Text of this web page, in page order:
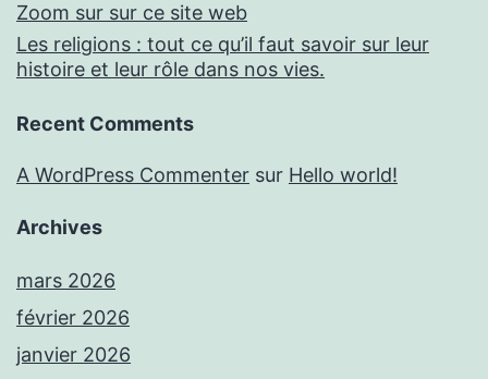
Zoom sur sur ce site web
Les religions : tout ce qu’il faut savoir sur leur
histoire et leur rôle dans nos vies.
Recent Comments
A WordPress Commenter sur Hello world!
Archives
mars 2026
février 2026
janvier 2026